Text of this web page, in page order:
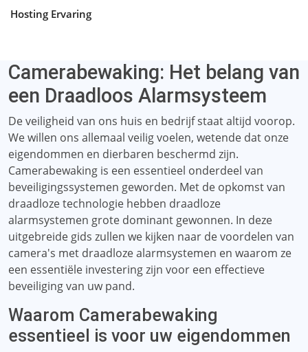
Hosting Ervaring
Camerabewaking: Het belang van
een Draadloos Alarmsysteem
De veiligheid van ons huis en bedrijf staat altijd voorop.
We willen ons allemaal veilig voelen, wetende dat onze
eigendommen en dierbaren beschermd zijn.
Camerabewaking is een essentieel onderdeel van
beveiligingssystemen geworden. Met de opkomst van
draadloze technologie hebben draadloze
alarmsystemen grote dominant gewonnen. In deze
uitgebreide gids zullen we kijken naar de voordelen van
camera's met draadloze alarmsystemen en waarom ze
een essentiële investering zijn voor een effectieve
beveiliging van uw pand.
Waarom Camerabewaking
essentieel is voor uw eigendommen